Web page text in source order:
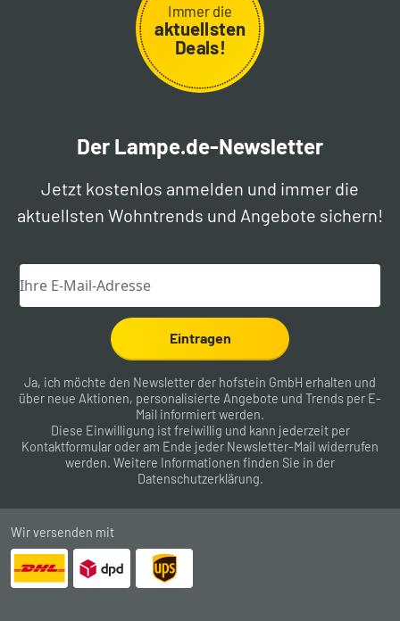
Immer die
aktuellsten
Deals!
Der Lampe.de-Newsletter
Jetzt kostenlos anmelden und immer die
aktuellsten Wohntrends und Angebote sichern!
Eintragen
Ja, ich möchte den Newsletter der hofstein GmbH erhalten und
über neue Aktionen, personalisierte Angebote und Trends per E-
Mail informiert werden.
Diese Einwilligung ist freiwillig und kann jederzeit per
Kontaktformular oder am Ende jeder Newsletter-Mail widerrufen
werden. Weitere Informationen finden Sie in der
Datenschutzerklärung.
Wir versenden mit